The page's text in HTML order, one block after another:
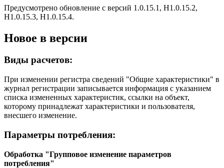
Предусмотрено обновление с версий 1.0.15.1, H1.0.15.2,
H1.0.15.3, H1.0.15.4.
Новое в версии
Виды расчетов:
При изменении регистра сведений "Общие характеристики" в
журнал регистрации записывается информация с указанием
списка измененных характеристик, ссылки на объект,
которому принадлежат характеристики и пользователя,
внесшего изменение.
Параметры потребления:
Обработка "Групповое изменение параметров
потребления"